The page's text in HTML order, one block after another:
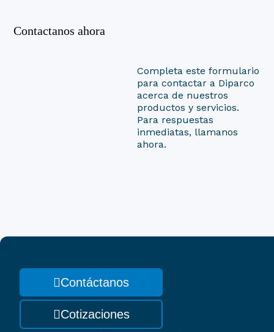
Contactanos ahora
Completa este formulario
para contactar a Diparco
acerca de nuestros
productos y servicios.
Para respuestas
inmediatas, llamanos
ahora.
Contáctanos
Cotizaciones